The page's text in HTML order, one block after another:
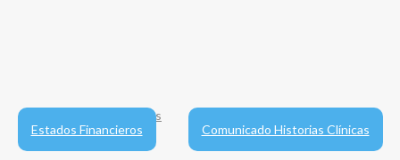
Términos y condiciones
Estados Financieros
Comunicado Historias Clínicas